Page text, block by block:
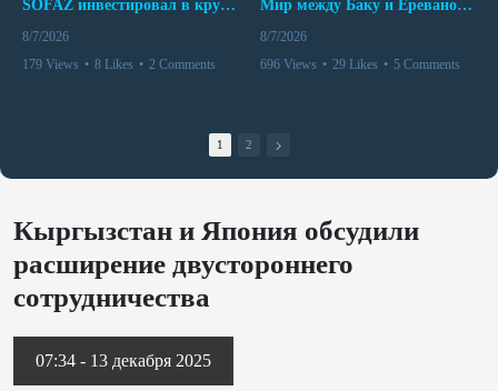
SOFAZ инвестировал в крупнейшего независимого производителя электроэнергии Перу
8/7/2026
179 Views • 8 Likes • 2 Comments
Мир между Баку и Ереваном запускает крупные логистические проекты
8/7/2026
696 Views • 29 Likes • 5 Comments
1 2
Кыргызстан и Япония обсудили
расширение двустороннего
сотрудничества
07:34 - 13 декабря 2025